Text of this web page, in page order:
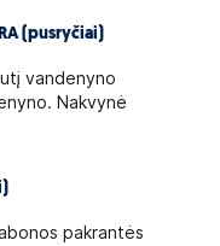
(pusryčiai)
vandenyno
Nakvynė
pakrantės